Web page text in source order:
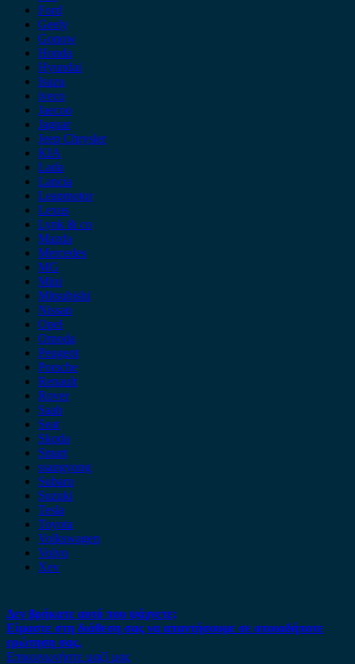
Ford
Geely
Gonow
Honda
Hyundai
Isuzu
iveco
Jaecoo
Jaguar
Jeep Chrysler
KIA
Lada
Lancia
Leapmotor
Lexus
Lynk & co
Mazda
Mercedes
MG
Mini
Mitsubishi
Nissan
Opel
Omoda
Peugeot
Porsche
Renault
Rover
Saab
Seat
Skoda
Smart
ssangyong
Subaru
Suzuki
Tesla
Toyota
Volkswagen
Volvo
Xev
Δεν βρήκατε αυτό που ψάχνετε;
Είμαστε στη διάθεση σας να απαντήσουμε σε οποιαδήποτε
ερώτηση σας.
Επικοινωνήστε μαζί μας